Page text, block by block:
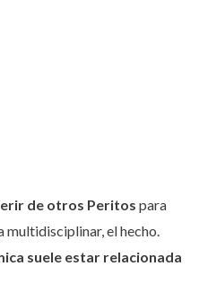
de otros Peritos para
multidisciplinar, el hecho.
suele estar relacionada